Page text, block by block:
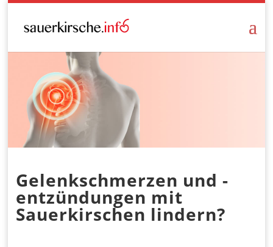
Gelenkschmerzen und -
entzündungen mit
Sauerkirschen lindern?